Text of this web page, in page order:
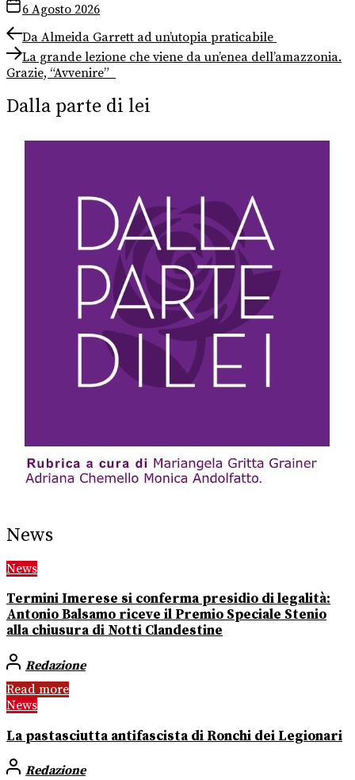
6 Agosto 2026
Navigazione
articoli
Previous
post:
Da Almeida Garrett ad un’utopia praticabile
Next
post:
La grande lezione che viene da un’enea dell’amazzonia.
Grazie, “Avvenire”
Dalla parte di lei
News
News
Termini Imerese si conferma presidio di legalità:
Antonio Balsamo riceve il Premio Speciale Stenio
alla chiusura di Notti Clandestine
Redazione
Read more
News
La pastasciutta antifascista di Ronchi dei Legionari
Redazione